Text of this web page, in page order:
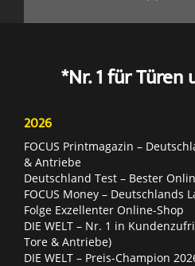
*Nr. 1 für Türen
2026
FOCUS Printmagazin –
& Antriebe
Deutschland Test – Bester
FOCUS Money – Deutschlands
Folge Exzellenter Online-Shop
DIE WELT – Nr. 1 in
Tore & Antriebe)
DIE WELT – Preis-Champion